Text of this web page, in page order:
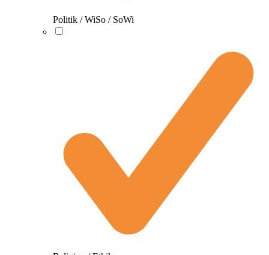
Politik / WiSo / SoWi